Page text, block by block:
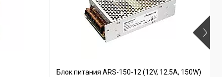
Блок питания ARS-150-12 (12V, 12.5A, 150W)